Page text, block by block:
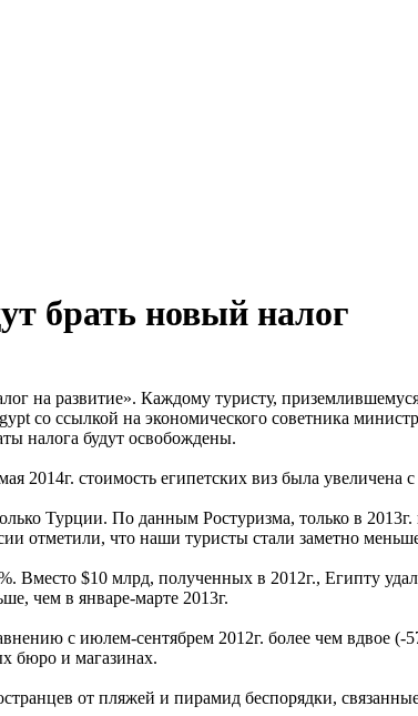
брать новый налог
на развитие». Каждому туристу,
со ссылкой на экономического советника
налога будут освобождены.
2014г. стоимость египетских виз была увеличена
Турции. По данным Ростуризма, только в
отметили, что наши туристы стали заметно
$10 млрд, полученных в 2012г., Египту
чем в январе-марте 2013г.
с июлем-сентябрем 2012г. более чем вдвое (-
бюро и магазинах.
от пляжей и пирамид беспорядки,